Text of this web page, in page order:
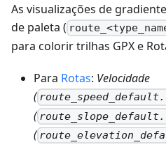
As visualizações de
de paleta (
para colorir trilhas GPX e
Para Rotas: Velocidade
(
(
(